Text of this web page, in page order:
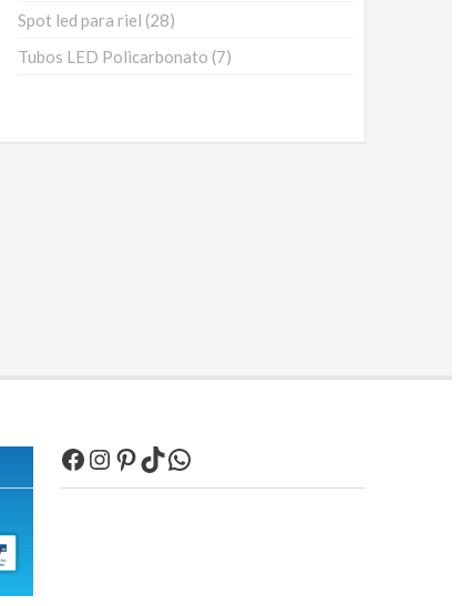
Spot led para riel 2828
Tubos LED Policarbonato 77
Facebook
Instagram
Pinterest
TikTokWhatsApp